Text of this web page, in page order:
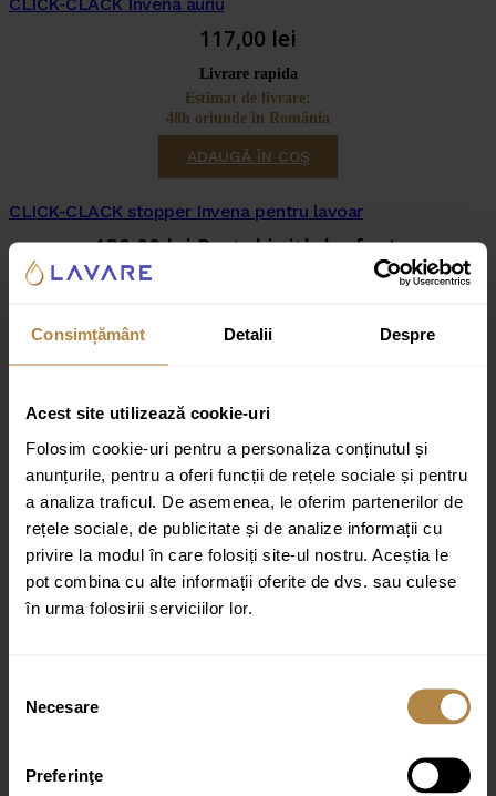
Consimțământ Detalii Despre
Acest site utilizează cookie-uri
Folosim cookie-uri pentru a personaliza conținutul și
anunțurile, pentru a oferi funcții de rețele sociale și pentru
a analiza traficul. De asemenea, le oferim partenerilor de
rețele sociale, de publicitate și de analize informații cu
privire la modul în care folosiți site-ul nostru. Aceștia le
pot combina cu alte informații oferite de dvs. sau culese
în urma folosirii serviciilor lor.
consimțământului
Necesare
Preferinţe
117,00 lei
Livrare rapida
Estimat de livrare:
48h oriunde în România
ADAUGĂ ÎN COȘ
CLICK-CLACK stopper Invena pentru lavoar
139,00leiPrețul inițial a fost:
139,00 lei.
Prețul curent este:
Livrare rapida
ADAUGĂ ÎN COȘ
Dop pentru cada freestanding Invena Astri, negru
79,00lei
Disponibil pentru precomandă
Estimat de livrare:
18-21 de zile
ADAUGĂ ÎN COȘ